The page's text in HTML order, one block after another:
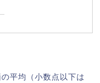
の平均（小数点以下は